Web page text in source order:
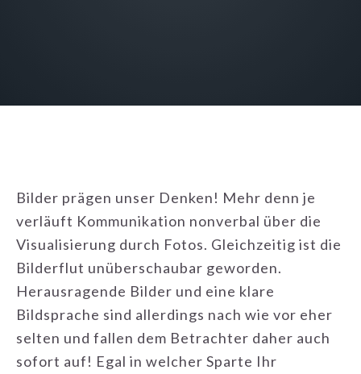
Bilder prägen unser Denken! Mehr denn je
verläuft Kommunikation nonverbal über die
Visualisierung durch Fotos. Gleichzeitig ist die
Bilderflut unüberschaubar geworden.
Herausragende Bilder und eine klare
Bildsprache sind allerdings nach wie vor eher
selten und fallen dem Betrachter daher auch
sofort auf! Egal in welcher Sparte Ihr